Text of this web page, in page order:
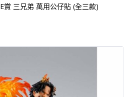
三兄弟 萬用公仔貼 (全三款)